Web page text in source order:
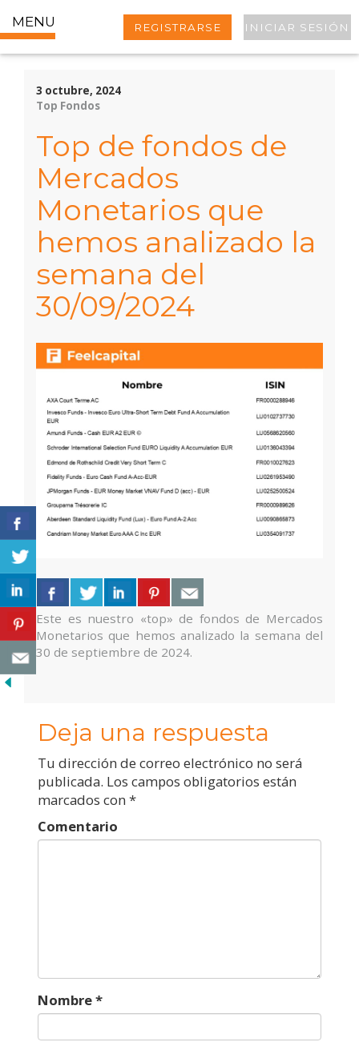
MENU REGISTRARSE INICIAR SESIÓN
3 octubre, 2024
Top Fondos
Top de fondos de
Mercados
Monetarios que
hemos analizado la
semana del
30/09/2024
Este es nuestro «top» de fondos de Mercados
Monetarios que hemos analizado la semana del
30 de septiembre de 2024.
Deja una respuesta
Tu dirección de correo electrónico no será
publicada. Los campos obligatorios están
marcados con *
Comentario
Nombre*